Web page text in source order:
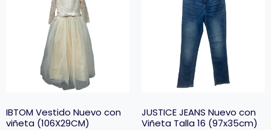
IBTOM Vestido Nuevo con
viñeta (106X29CM)
JUSTICE JEANS Nuevo con
Viñeta Talla 16 (97x35cm)